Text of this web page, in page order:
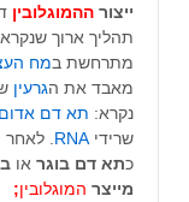
ייצור ההמוגלובין
תהליך ארוך שנקרא
מתרחשת במח
מאבד את הגרעין
נקרא: תא דם
שרידי RNA
.
כתא דם בוגר או
מייצר המוגלובין;